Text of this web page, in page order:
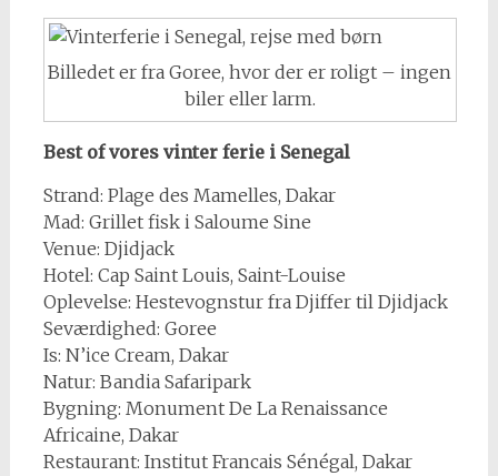
Billedet er fra Goree, hvor der er roligt – ingen
biler eller larm.
Best of vores vinter ferie i Senegal
Strand: Plage des Mamelles, Dakar
Mad: Grillet fisk i Saloume Sine
Venue: Djidjack
Hotel: Cap Saint Louis, Saint-Louise
Oplevelse: Hestevognstur fra Djiffer til Djidjack
Seværdighed: Goree
Is: N’ice Cream, Dakar
Natur: Bandia Safaripark
Bygning: Monument De La Renaissance
Africaine, Dakar
Restaurant: Institut Francais Sénégal, Dakar